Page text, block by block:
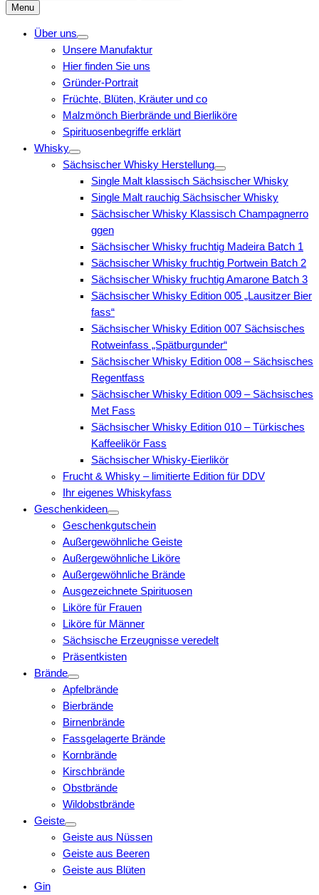
nach:
Menu
Über uns
Unsere Manufaktur
Hier finden Sie uns
Gründer-Portrait
Früchte, Blüten, Kräuter und co
Malzmönch Bierbrände und Bierliköre
Spirituosenbegriffe erklärt
Whisky
Sächsischer Whisky Herstellung
Single Malt klassisch Sächsischer Whisky
Single Malt rauchig Sächsischer Whisky
Sächsischer Whisky Klassisch Champagnerro
ggen
Sächsischer Whisky fruchtig Madeira Batch 1
Sächsischer Whisky fruchtig Portwein Batch 2
Sächsischer Whisky fruchtig Amarone Batch 3
Sächsischer Whisky Edition 005 „Lausitzer Bier
fass“
Sächsischer Whisky Edition 007 Sächsisches
Rotweinfass „Spätburgunder“
Sächsischer Whisky Edition 008 – Sächsisches
Regentfass
Sächsischer Whisky Edition 009 – Sächsisches
Met Fass
Sächsischer Whisky Edition 010 – Türkisches
Kaffeelikör Fass
Sächsischer Whisky-Eierlikör
Frucht & Whisky – limitierte Edition für DDV
Ihr eigenes Whiskyfass
Geschenkideen
Geschenkgutschein
Außergewöhnliche Geiste
Außergewöhnliche Liköre
Außergewöhnliche Brände
Ausgezeichnete Spirituosen
Liköre für Frauen
Liköre für Männer
Sächsische Erzeugnisse veredelt
Präsentkisten
Brände
Apfelbrände
Bierbrände
Birnenbrände
Fassgelagerte Brände
Kornbrände
Kirschbrände
Obstbrände
Wildobstbrände
Geiste
Geiste aus Nüssen
Geiste aus Beeren
Geiste aus Blüten
Gin